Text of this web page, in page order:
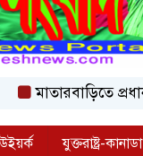
মাতারবাড়িতে প্রধানমন্ত্রী
যুক্তরাষ্ট্র-কানাডা